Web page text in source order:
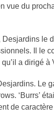
vue du
Desjardins le
Il le
a dirigé à
Le
‘Burrs’
de